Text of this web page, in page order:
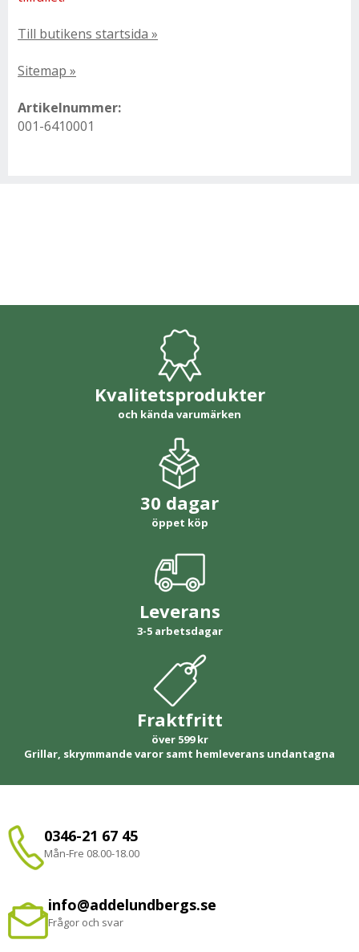
Till butikens startsida »
Sitemap »
Artikelnummer:
001-6410001
Kvalitetsprodukter
och kända varumärken
30 dagar
öppet köp
Leverans
3-5 arbetsdagar
Fraktfritt
över 599 kr
Grillar, skrymmande varor samt hemleverans undantagna
0346-21 67 45
Mån-Fre 08.00-18.00
info@addelundbergs.se
Frågor och svar